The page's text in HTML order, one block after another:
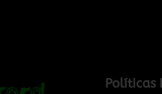
Políticas